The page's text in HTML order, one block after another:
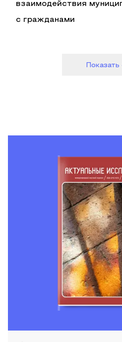
взаимодействия
с гражданами